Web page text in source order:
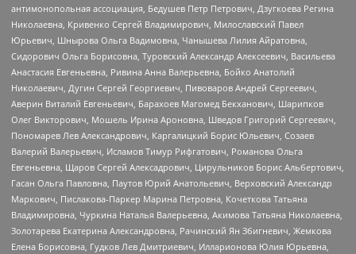
антимонопольная ассоциация, Бедушев Петр Петрович, Дзугкоева Регина
Николаевна, Кривенко Сергей Владимирович, Милославский Павел
Юрьевич, Шнырова Ольга Вадимовна, Чанышева Лилия Айратовна,
Сидорович Ольга Борисовна, Туровский Александр Алексеевич, Васильева
Анастасия Евгеньевна, Ривина Анна Валерьевна, Бойко Анатолий
Николаевич, Дугин Сергей Георгиевич, Пивоваров Андрей Сергеевич,
Аверин Виталий Евгеньевич, Барахоев Магомед Бекханович, Шарипков
Олег Викторович, Мошель Ирина Ароновна, Шведов Григорий Сергеевич,
Пономарев Лев Александрович, Каргалицкий Борис Юльевич, Созаев
Валерий Валерьевич, Исламов Тимур Рифгатович, Романова Ольга
Евгеньевна, Щаров Сергей Алексадрович, Цирульников Борис Альбертович,
Гасан Ольга Павловна, Паутов Юрий Анатольевич, Верховский Александр
Маркович, Пислакова-Паркер Марина Петровна, Кочеткова Татьяна
Владимировна, Чуркина Наталья Валерьевна, Акимова Татьяна Николаевна,
Золотарева Екатерина Александровна, Рачинский Ян Збигневич, Жемкова
Елена Борисовна, Гудков Лев Дмитриевич, Илларионова Юлия Юрьевна,